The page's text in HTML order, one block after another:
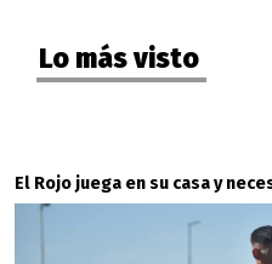
Lo más visto
El Rojo juega en su casa y